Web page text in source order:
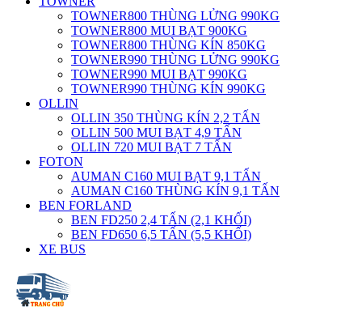
TOWNER800 THÙNG LỬNG 990KG
TOWNER800 MUI BẠT 900KG
TOWNER800 THÙNG KÍN 850KG
TOWNER990 THÙNG LỬNG 990KG
TOWNER990 MUI BẠT 990KG
TOWNER990 THÙNG KÍN 990KG
OLLIN
OLLIN 350 THÙNG KÍN 2,2 TẤN
OLLIN 500 MUI BẠT 4,9 TẤN
OLLIN 720 MUI BẠT 7 TẤN
FOTON
AUMAN C160 MUI BẠT 9,1 TẤN
AUMAN C160 THÙNG KÍN 9,1 TẤN
BEN FORLAND
BEN FD250 2,4 TẤN (2,1 KHỐI)
BEN FD650 6,5 TẤN (5,5 KHỐI)
XE BUS